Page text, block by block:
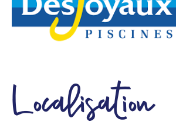
Localisation